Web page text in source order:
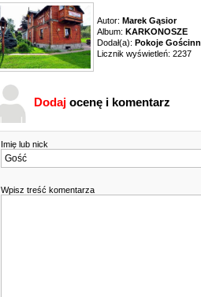
Autor: Marek Gąsior
Album: KARKONOSZE
Dodał(a): Pokoje
Licznik wyświetleń: 2237
Dodaj ocenę i komentarz
Imię lub nick
Wpisz treść komentarza